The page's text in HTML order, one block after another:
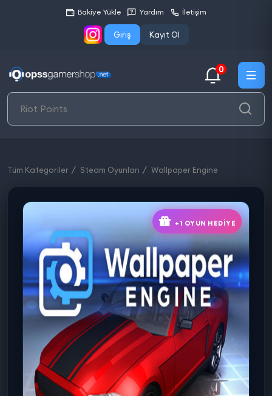
Bakiye Yükle Yardım İletişim
Giriş Kayıt Ol
0
Tüm Kategoriler Steam Oyunları Wallpaper Engine
+1 OYUN HEDIYE